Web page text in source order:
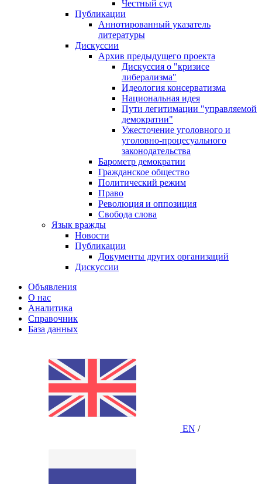
Честный суд
Публикации
Аннотированный указатель
литературы
Дискуссии
Архив предыдущего проекта
Дискуссия о "кризисе
либерализма"
Идеология консерватизма
Национальная идея
Пути легитимации "управляемой
демократии"
Ужесточение уголовного и
уголовно-процесуального
законодательства
Барометр демократии
Гражданское общество
Политический режим
Право
Революция и оппозиция
Свобода слова
Язык вражды
Новости
Публикации
Документы других организаций
Дискуссии
Объявления
О нас
Аналитика
Справочник
База данных
EN /